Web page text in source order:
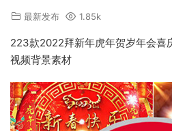
最新发布 1.85k
223款2022拜新年虎年贺岁年会喜
视频背景素材